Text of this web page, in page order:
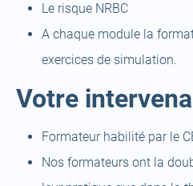
Le risque NRBC
A chaque module la
exercices de simulation.
Votre
Formateur habilité par le
Nos formateurs ont la